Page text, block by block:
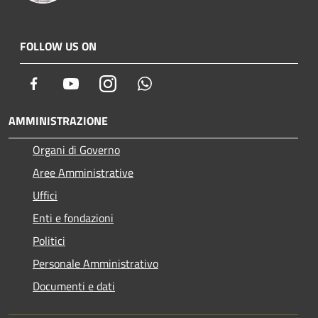
FOLLOW US ON
Facebook YoutubeInstagram
AMMINISTRAZIONE
Organi di Governo
Aree Amministrative
Uffici
Enti e fondazioni
Politici
Personale Amministrativo
Documenti e dati